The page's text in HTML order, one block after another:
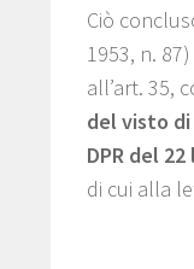
Ciò
1953, n. 87)
all’art. 35,
del visto
DPR del
di cui alla